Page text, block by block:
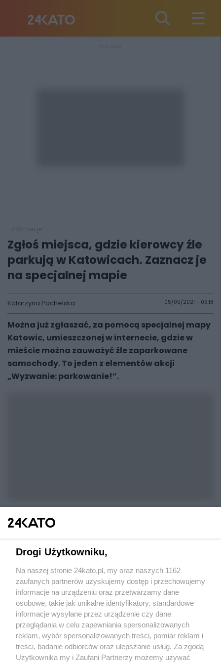
Zgłoś miejsca, gdzie kierowcy źle
parkują w Katowicach. Zaznacz je
na specjalnej mapie
Katarzyna Pachelska 05/05/2021 - 09:18
Można już zgłaszać, za pomocą specjalnej mapy
Katowic, umieszczonej w internecie, gdzie w
mieście można zauważyć źle zaparkowane
samochody. To jeden z elementów akcji
„Wyzwanie: parkowanie!”.
Wydawca mediów lokalnych
Nie zapomnij
zapoznać się z:
polityką prywatności regulamin korzystania z portali
Twojemiasto Skontakuj sięz nami
Drogi Użytkowniku,
Na naszej stronie 24kato.pl, my oraz naszych 1162
zaufanych partnerów uzyskujemy dostęp i przechowujemy
informacje na urządzeniu oraz przetwarzamy dane
osobowe, takie jak unikalne identyfikatory, standardowe
informacje wysyłane przez urządzenie czy dane
przeglądania w celu zapewniania spersonalizowanych
reklam, wybór spersonalizowanych treści, pomiar reklam i
treści, badanie odbiorców oraz ulepszanie usług. Za zgodą
Użytkownika my i Zaufani Partnerzy możemy używać